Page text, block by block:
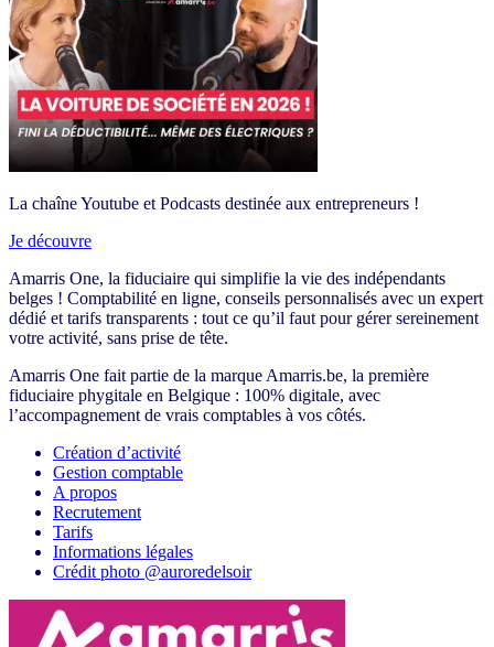
La chaîne Youtube et Podcasts destinée aux entrepreneurs !
Je découvre
Amarris One, la fiduciaire qui simplifie la vie des indépendants
belges ! Comptabilité en ligne, conseils personnalisés avec un expert
dédié et tarifs transparents : tout ce qu’il faut pour gérer sereinement
votre activité, sans prise de tête.
Amarris One fait partie de la marque Amarris.be, la première
fiduciaire phygitale en Belgique : 100% digitale, avec
l’accompagnement de vrais comptables à vos côtés.
Création d’activité
Gestion comptable
A propos
Recrutement
Tarifs
Informations légales
Crédit photo @auroredelsoir